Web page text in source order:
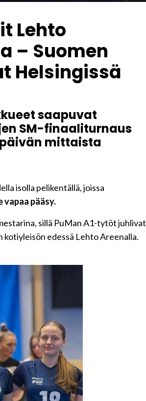
Lehto
– Suomen
Helsingissä
saapuvat
SM-finaaliturnaus
mittaista
isolla pelikentällä, joissa
vapaa pääsy.
sillä PuMan A1-tytöt juhlivat
edessä Lehto Areenalla.